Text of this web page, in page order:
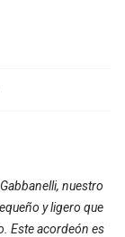
nuestro
y ligero que
Este acordeón es